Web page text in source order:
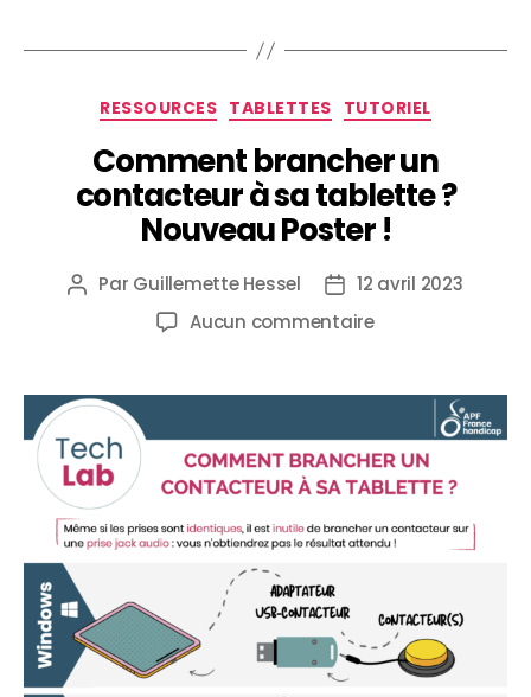
RESSOURCES TABLETTES TUTORIEL
Comment brancher un
contacteur à sa tablette ?
Nouveau Poster !
Par Guillemette Hessel
12 avril 2023
Aucun commentaire